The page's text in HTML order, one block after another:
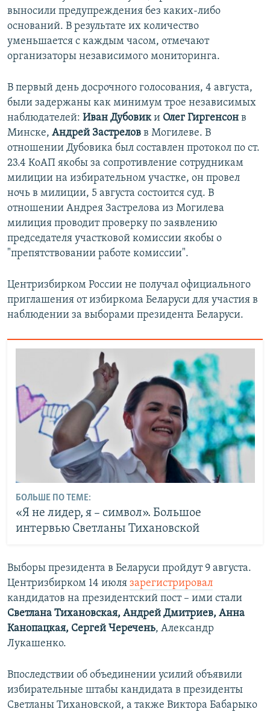
выносили предупреждения без каких-либо
оснований. В результате их количество
уменьшается с каждым часом, отмечают
организаторы независимого мониторинга.
В первый день досрочного голосования, 4 августа,
были задержаны как минимум трое независимых
наблюдателей: Иван Дубовики Олег Гиргенсон в
Минске, Андрей Застрелов в Могилеве. В
отношении Дубовика был составлен протокол по ст.
23.4 КоАП якобы за сопротивление сотрудникам
милиции на избирательном участке, он провел
ночь в милиции, 5 августа состоится суд. В
отношении Андрея Застрелова из Могилева
милиция проводит проверку по заявлению
председателя участковой комиссии якобы о
"препятствовании работе комиссии".
Центризбирком России не получал официального
приглашения от избиркома Беларуси для участия в
наблюдении за выборами президента Беларуси.
БОЛЬШЕ ПО ТЕМЕ:
«Я не лидер, я – символ». Большое
интервью Светланы Тихановской
Выборы президента в Беларуси пройдут 9 августа.
Центризбирком 14 июля зарегистрировал
кандидатов на президентский пост – ими стали
Светлана Тихановская, Андрей Дмитриев, Анна
Канопацкая, Сергей Черечень, Александр
Лукашенко.
Впоследствии об объединении усилий объявили
избирательные штабы кандидата в президенты
Светланы Тихановской, а также Виктора Бабарыко